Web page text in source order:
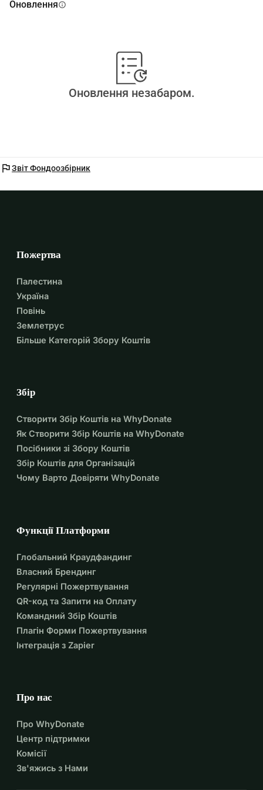
Оновленняinfo
Оновлення незабаром.
flagЗвіт Фондоозбірник
Пожертва
Палестина
Україна
Повінь
Землетрус
Більше Категорій Збору Коштів
Збір
Створити Збір Коштів на WhyDonate
Як Створити Збір Коштів на WhyDonate
Посібники зі Збору Коштів
Збір Коштів для Організацій
Чому Варто Довіряти WhyDonate
Функції Платформи
Глобальний Краудфандинг
Власний Брендинг
Регулярні Пожертвування
QR-код та Запити на Оплату
Командний Збір Коштів
Плагін Форми Пожертвування
Інтеграція з Zapier
Про нас
Про WhyDonate
Центр підтримки
Комісії
Зв'яжись з Нами